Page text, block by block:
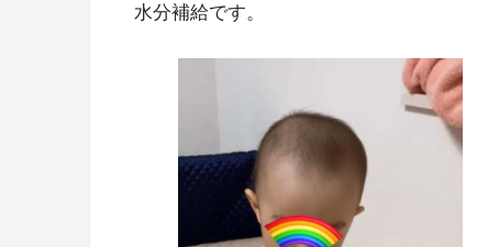
水分補給です。